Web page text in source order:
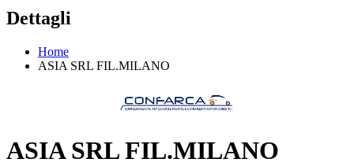
Dettagli
Home
ASIA SRL FIL.MILANO
ASIA SRL FIL.MILANO